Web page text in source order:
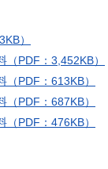
）
（PDF：3,452KB）
（PDF：613KB）
（PDF：687KB）
（PDF：476KB）